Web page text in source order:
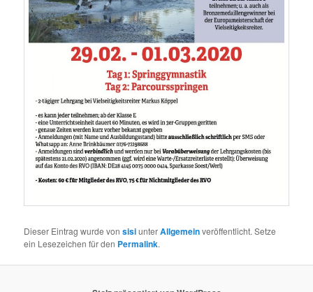
Dieser Eintrag wurde vonsisiunterAllgemeinveröffentlicht. Setze
ein Lesezeichen für den Permalink.